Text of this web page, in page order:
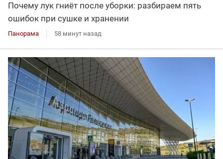
Почему лук гниёт после уборки: разбираем пять
ошибок при сушке и хранении
Панорама 58 минут назад